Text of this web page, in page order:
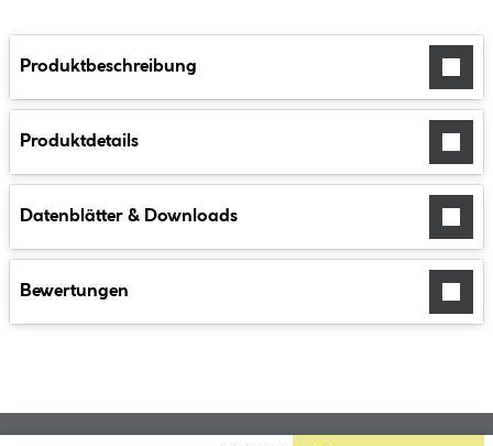
Produktbeschreibung
Produktdetails
Datenblätter & Downloads
Bewertungen